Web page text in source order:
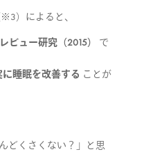
）によると、
ビュー研究（2015）
で
睡眠を改善する ことが
どくさくない？」と思